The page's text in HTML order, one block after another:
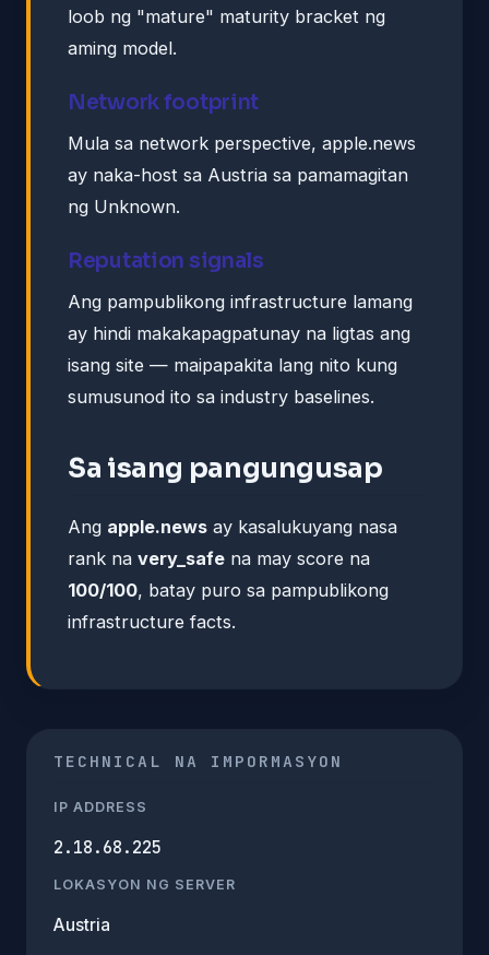
loob ng "mature" maturity bracket ng
aming model.
Network footprint
Mula sa network perspective, apple.news
ay naka-host sa Austria sa pamamagitan
ng Unknown.
Reputation signals
Ang pampublikong infrastructure lamang
ay hindi makakapagpatunay na ligtas ang
isang site — maipapakita lang nito kung
sumusunod ito sa industry baselines.
Sa isang pangungusap
Ang apple.news ay kasalukuyang nasa
rank na very_safe na may score na
100/100, batay puro sa pampublikong
infrastructure facts.
TECHNICAL NA IMPORMASYON
IP ADDRESS
2.18.68.225
LOKASYON NG SERVER
Austria